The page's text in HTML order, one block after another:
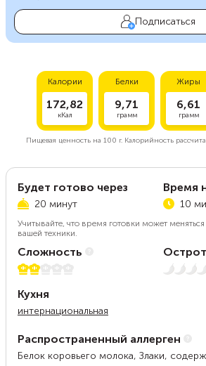
Подписаться
Калории
172,82
кКал
Белки
9,71
грамм
Жиры
6,61
грамм
Пищевая ценность на 100 г.Калорийность
Будет готово через
20 минут
Время
10
Учитывайте, что время готовки может
вашей техники.
Сложность
2 из 5
Нет
Кухня
интернациональная
Распространенный аллерген
Белок коровьего молока, Злаки,